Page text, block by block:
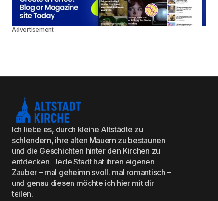
Advertisement
Ich liebe es, durch kleine Altstädte zu
schlendern, ihre alten Mauern zu bestaunen
und die Geschichten hinter den Kirchen zu
entdecken. Jede Stadt hat ihren eigenen
Zauber – mal geheimnisvoll, mal romantisch –
und genau diesen möchte ich hier mit dir
teilen.